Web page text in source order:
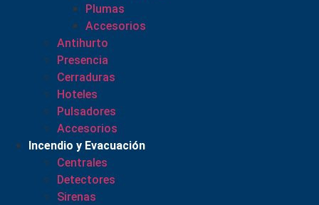
Plumas
Accesorios
Antihurto
Presencia
Cerraduras
Hoteles
Pulsadores
Accesorios
Incendio y Evacuación
Centrales
Detectores
Sirenas